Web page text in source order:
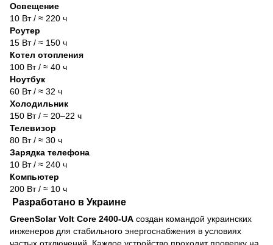
Освещение
10 Вт / ≈ 220 ч
Роутер
15 Вт / ≈ 150 ч
Котел отопления
100 Вт / ≈ 40 ч
Ноутбук
60 Вт / ≈ 32 ч
Холодильник
150 Вт / ≈ 20–22 ч
Телевизор
80 Вт / ≈ 30 ч
Зарядка телефона
10 Вт / ≈ 240 ч
Компьютер
200 Вт / ≈ 10 ч
Разработано в Украине
GreenSolar Volt Core 2400-UA создан командой украинских
инженеров для стабильного энергоснабжения в условиях
частых отключений. Каждое устройство проходит проверку на